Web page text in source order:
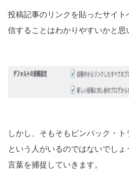
投稿記事のリンクを貼ったサイ
信することはわかりやすいかと思
しかし、そもそもピンバック・ト
という人がいるのではないでし
言葉を捕捉していきます。